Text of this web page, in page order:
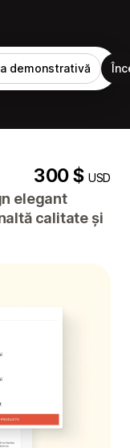
demonstrativă
300 $USD
elegant
calitate și